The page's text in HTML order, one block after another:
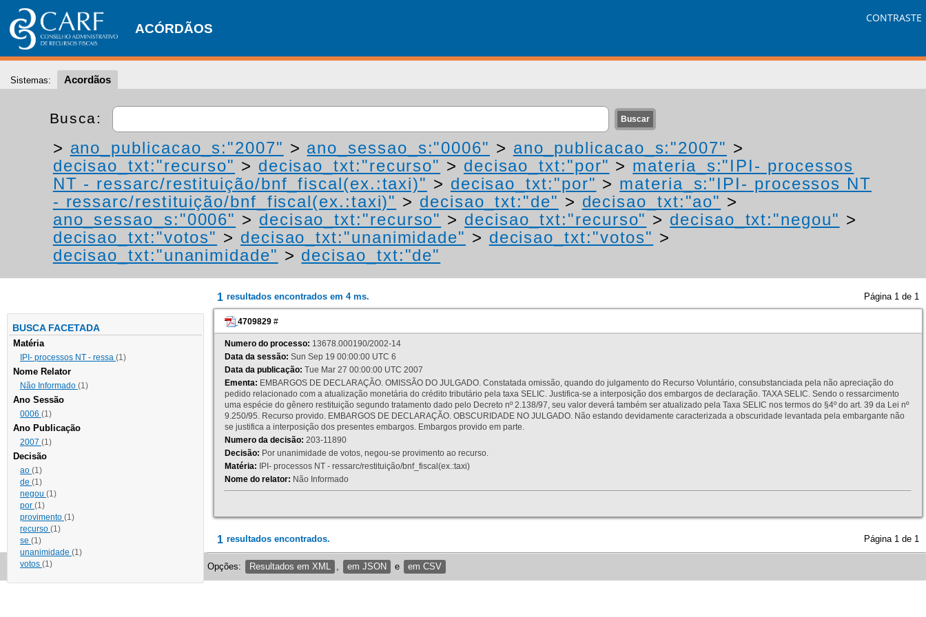
ACÓRDÃOS
CONTRASTE
Sistemas: Acordãos
Busca:
> ano_publicacao_s:"2007" > ano_sessao_s:"0006" > ano_publicacao_s:"2007" >
decisao_txt:"recurso" > decisao_txt:"recurso" > decisao_txt:"por" > materia_s:"IPI- processos
NT - ressarc/restituição/bnf_fiscal(ex.:taxi)" > decisao_txt:"por" > materia_s:"IPI- processos NT
- ressarc/restituição/bnf_fiscal(ex.:taxi)" > decisao_txt:"de" > decisao_txt:"ao" >
ano_sessao_s:"0006" > decisao_txt:"recurso" > decisao_txt:"recurso" > decisao_txt:"negou" >
decisao_txt:"votos" > decisao_txt:"unanimidade" > decisao_txt:"votos" >
decisao_txt:"unanimidade" > decisao_txt:"de"
BUSCA FACETADA
Matéria
IPI- processos NT - ressa (1)
Nome Relator
Não Informado (1)
Ano Sessão
0006 (1)
Ano Publicação
2007 (1)
Decisão
ao (1)
de (1)
negou (1)
por (1)
provimento (1)
recurso (1)
se (1)
unanimidade (1)
votos (1)
1 resultados encontrados em 4 ms. Página 1 de 1
4709829 #
Numero do processo: 13678.000190/2002-14
Data da sessão: Sun Sep 19 00:00:00 UTC 6
Data da publicação: Tue Mar 27 00:00:00 UTC 2007
Ementa: EMBARGOS DE DECLARAÇÃO. OMISSÃO DO JULGADO. Constatada omissão, quando do julgamento do Recurso Voluntário, consubstanciada pela não apreciação do
pedido relacionado com a atualização monetária do crédito tributário pela taxa SELIC. Justifica-se a interposição dos embargos de declaração. TAXA SELIC. Sendo o ressarcimento
uma espécie do gênero restituição segundo tratamento dado pelo Decreto nº 2.138/97, seu valor deverá também ser atualizado pela Taxa SELIC nos termos do §4º do art. 39 da Lei nº
9.250/95. Recurso provido. EMBARGOS DE DECLARAÇÃO. OBSCURIDADE NO JULGADO. Não estando devidamente caracterizada a obscuridade levantada pela embargante não
se justifica a interposição dos presentes embargos. Embargos provido em parte.
Numero da decisão: 203-11890
Decisão: Por unanimidade de votos, negou-se provimento ao recurso.
Matéria: IPI- processos NT - ressarc/restituição/bnf_fiscal(ex.:taxi)
Nome do relator: Não Informado
1 resultados encontrados. Página 1 de 1
Opções: Resultados em XML em JSON e em CSV